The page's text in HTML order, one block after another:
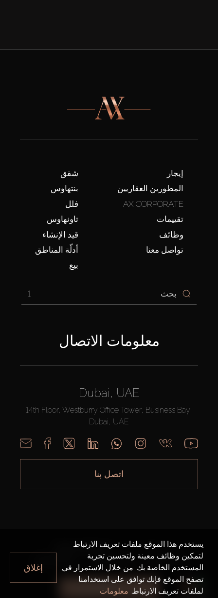
جميع الفلاتر
شقق
بنتهاوس
فلل
تاونهاوس
قيد الإنشاء
أدلّة المناطق
بيع
إيجار
المطورين العقاريين
AX CORPORATE
تقييمات
وظائف
تواصل معنا
1
معلومات الاتصال
Dubai, UAE
14th Floor, Westburry Office Tower, Business Bay,
Dubai, UAE
اتصل بنا
AX CAPITAL ©2026 جميع الحقوق محفوظة
سياسة الخصوصية خريطة الموقع
يستخدم هذا الموقع ملفات تعريف الارتباط
لتمكين وظائف معينة ولتحسين تجربة
المستخدم الخاصة بك. من خلال الاستمرار في
تصفح الموقع فإنك توافق على استخدامنا
لملفات تعريف الارتباط. معلومات
إغلاق